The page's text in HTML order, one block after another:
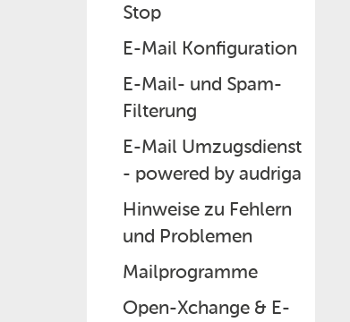
Stop
E-Mail Konfiguration
E-Mail- und Spam-
Filterung
E-Mail Umzugsdienst
- powered by audriga
Hinweise zu Fehlern
und Problemen
Mailprogramme
Open-Xchange & E-